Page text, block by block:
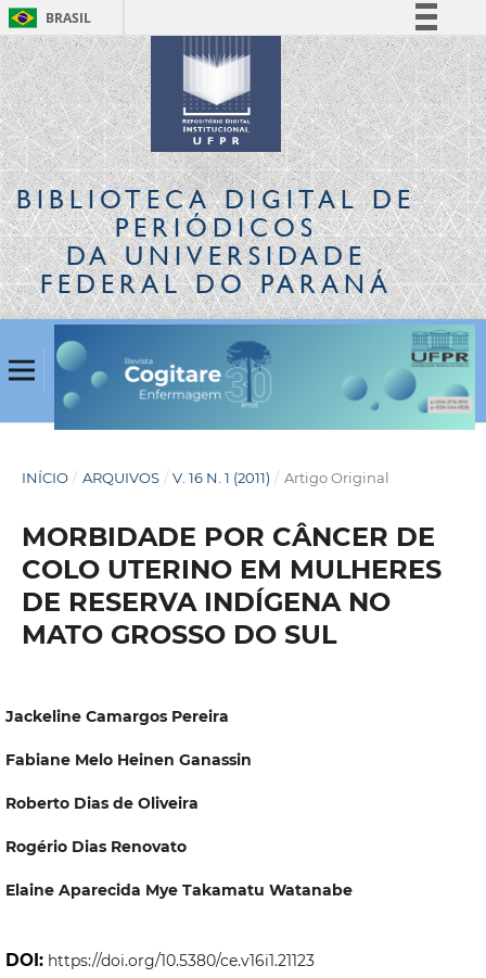
BRASIL
Simplifique!
Comunica BR
Participe
Acesso à informação
Legislação
Canais
BIBLIOTECA DIGITALDE
PERIÓDICOS
DA UNIVERSIDADE
FEDERAL DO PARANÁ
INÍCIO / ARQUIVOS / V. 16 N. 1 (2011) / Artigo Original
MORBIDADE POR CÂNCER DE
COLO UTERINO EM MULHERES
DE RESERVA INDÍGENA NO
MATO GROSSO DO SUL
Jackeline Camargos Pereira
Fabiane Melo Heinen Ganassin
Roberto Dias de Oliveira
Rogério Dias Renovato
Elaine Aparecida Mye Takamatu Watanabe
DOI: https://doi.org/10.5380/ce.v16i1.21123